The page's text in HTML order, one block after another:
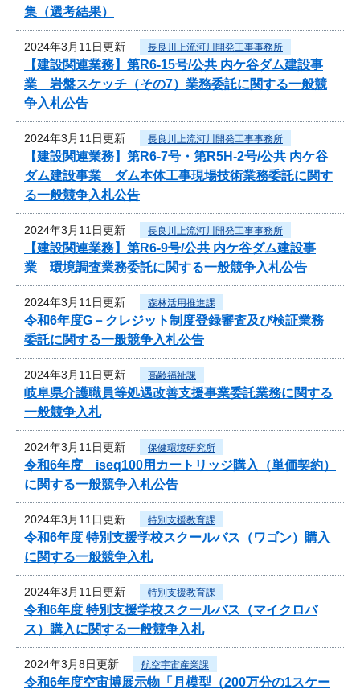
集（選考結果）
2024年3月11日更新 長良川上流河川開発工事事務所
【建設関連業務】第R6-15号/公共 内ケ谷ダム建設事
業 岩盤スケッチ（その7）業務委託に関する一般競
争入札公告
2024年3月11日更新 長良川上流河川開発工事事務所
【建設関連業務】第R6-7号・第R5H-2号/公共 内ケ谷
ダム建設事業 ダム本体工事現場技術業務委託に関す
る一般競争入札公告
2024年3月11日更新 長良川上流河川開発工事事務所
【建設関連業務】第R6-9号/公共 内ケ谷ダム建設事
業 環境調査業務委託に関する一般競争入札公告
2024年3月11日更新 森林活用推進課
令和6年度G－クレジット制度登録審査及び検証業務
委託に関する一般競争入札公告
2024年3月11日更新 高齢福祉課
岐阜県介護職員等処遇改善支援事業委託業務に関する
一般競争入札
2024年3月11日更新 保健環境研究所
令和6年度 iseq100用カートリッジ購入（単価契約）
に関する一般競争入札公告
2024年3月11日更新 特別支援教育課
令和6年度 特別支援学校スクールバス（ワゴン）購入
に関する一般競争入札
2024年3月11日更新 特別支援教育課
令和6年度 特別支援学校スクールバス（マイクロバ
ス）購入に関する一般競争入札
2024年3月8日更新 航空宇宙産業課
令和6年度空宙博展示物「月模型（200万分の1スケー